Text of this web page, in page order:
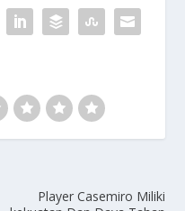
Player Casemiro Miliki